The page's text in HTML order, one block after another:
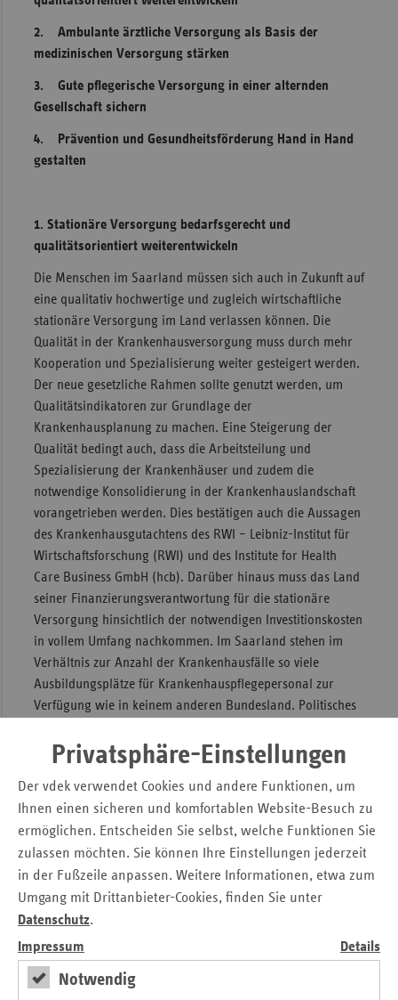
Privatsphäre-Einstellungen
Der vdek verwendet Cookies und andere Funktionen, um
Ihnen einen sicheren und komfortablen Website-Besuch zu
ermöglichen. Entscheiden Sie selbst, welche Funktionen Sie
zulassen möchten. Sie können Ihre Einstellungen jederzeit
in der Fußzeile anpassen. Weitere Informationen, etwa zum
Umgang mit Drittanbieter-Cookies, finden Sie unter
Datenschutz.
Impressum
Details
Notwendig
2. Ambulante ärztliche Versorgung als Basis der
medizinischen Versorgung stärken
3. Gute pflegerische Versorgung in einer alternden
Gesellschaft sichern
4. Prävention und Gesundheitsförderung Hand in Hand
gestalten
1. Stationäre Versorgung bedarfsgerecht und
qualitätsorientiert weiterentwickeln
Die Menschen im Saarland müssen sich auch in Zukunft auf
eine qualitativ hochwertige und zugleich wirtschaftliche
stationäre Versorgung im Land verlassen können. Die
Qualität in der Krankenhausversorgung muss durch mehr
Kooperation und Spezialisierung weiter gesteigert werden.
Der neue gesetzliche Rahmen sollte genutzt werden, um
Qualitätsindikatoren zur Grundlage der
Krankenhausplanung zu machen. Eine Steigerung der
Qualität bedingt auch, dass die Arbeitsteilung und
Spezialisierung der Krankenhäuser und zudem die
notwendige Konsolidierung in der Krankenhauslandschaft
vorangetrieben werden. Dies bestätigen auch die Aussagen
des Krankenhausgutachtens des RWI – Leibniz-Institut für
Wirtschaftsforschung (RWI) und des Institute for Health
Care Business GmbH (hcb). Darüber hinaus muss das Land
seiner Finanzierungsverantwortung für die stationäre
Versorgung hinsichtlich der notwendigen Investitionskosten
in vollem Umfang nachkommen. Im Saarland stehen im
Verhältnis zur Anzahl der Krankenhausfälle so viele
Ausbildungsplätze für Krankenhauspflegepersonal zur
Verfügung wie in keinem anderen Bundesland. Politisches
Saarland zu halten und für qualitativ hochwertige
Krankenhausleistungen zum Wohle der Patienten
einzusetzen.
2. Ambulante ärztliche Versorgung als Basis der
medizinischen Versorgung stärken
Auch in Zukunft gilt es, zielgerichtete Maßnahmen zu
ergreifen um den Hausarztberuf – besonders im ländlichen
Bereich – weiterhin attraktiv zu gestalten und damit einem
etwaigen „Landarztmangel“ entgegen zu wirken. Dabei ist
die Förderung regionaler Dialoge notwendig, um
gemeinsam passgenaue Lösungen für eine wohnortnahe